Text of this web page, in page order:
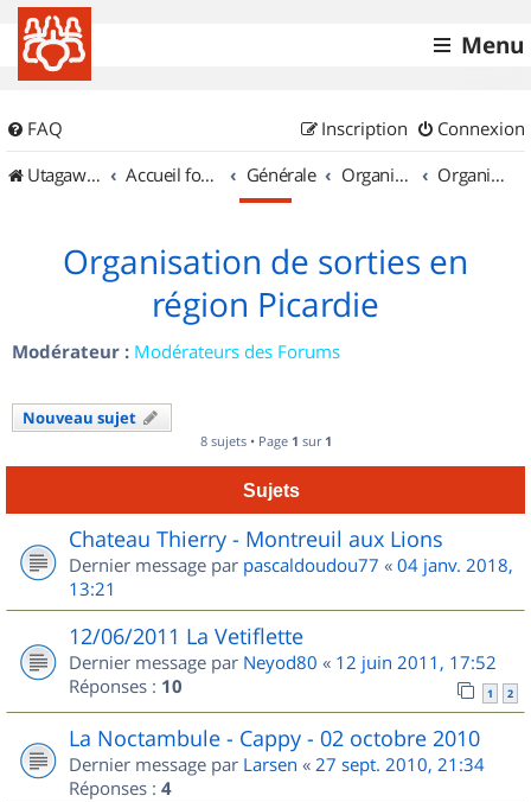
Menu
FAQ Connexion
Inscription
UtagawaVTT (Randos VTT et VTTAE avec traces GPS)
Accueil forum Générale Organisation de sorties & Recherche de partenaires Organisation de sorties en région Picardie
Organisation de sorties en
région Picardie
Modérateur : Modérateurs des Forums
Nouveau sujet
8 sujets • Page 1 sur 1
Sujets
Chateau Thierry - Montreuil aux Lions
Dernier message par pascaldoudou77 « 04 janv. 2018,
13:21
12/06/2011 La Vetiflette
Dernier message par Neyod80 « 12 juin 2011, 17:52
Réponses : 10 1 2
La Noctambule - Cappy - 02 octobre 2010
Dernier message par Larsen « 27 sept. 2010, 21:34
Réponses : 4